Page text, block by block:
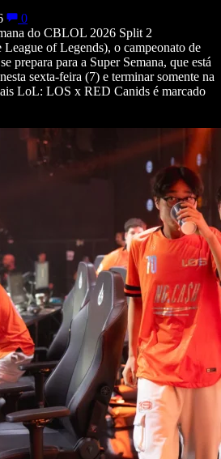
0
do CBLOL 2026 Split 2
of Legends), o campeonato de
prepara para a Super Semana, que está
sexta-feira (7) e terminar somente na
LoL: LOS x RED Canids é marcado